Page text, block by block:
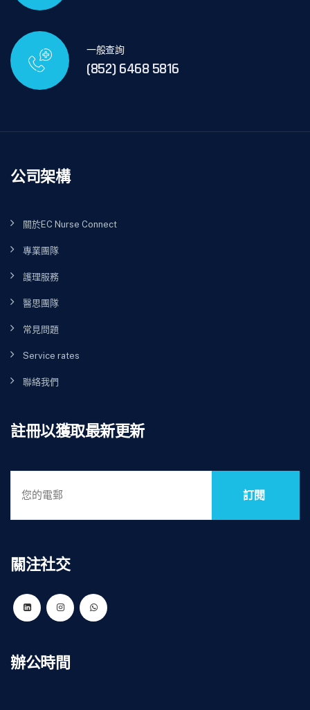
一般查詢
(852) 6468 5816
公司架構
關於EC Nurse Connect
專業團隊
護理服務
醫思團隊
常見問題
Service rates
聯絡我們
註冊以獲取最新更新
訂閱
關注社交
辦公時間